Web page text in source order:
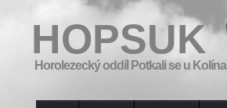
HOPSUK
Horolezecký oddíl Potkali se u Kolína